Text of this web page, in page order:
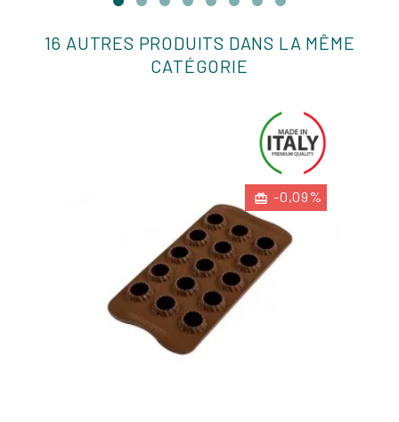
16 AUTRES PRODUITS DANS LA MÊME
CATÉGORIE
-0,09%